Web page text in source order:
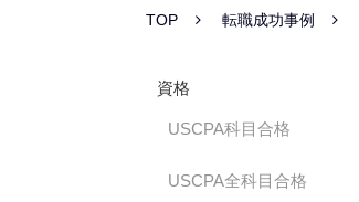
TOP 転職成功事例
資格
USCPA科目合格
USCPA全科目合格